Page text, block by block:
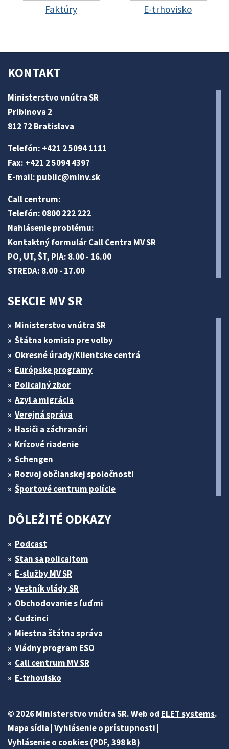
Faktúry E-trhovisko
KONTAKT
Ministerstvo vnútra SR
Pribinova 2
812 72 Bratislava
Telefón: +421 2 5094 1111
Fax: +421 2 5094 4397
E-mail: public@minv.sk
Call centrum:
Telefón: 0800 222 222
Nahlásenie problému:
Kontaktný formulár Call Centra MV SR
PO, UT, ŠT, PIA: 8.00 - 16.00
STREDA: 8.00 - 17.00
SEKCIE MV SR
Ministerstvo vnútra SR
Štátna komisia pre volby
Okresné úrady/Klientske centrá
Európske programy
Policajný zbor
Azyl a migrácia
Verejná správa
Hasiči a záchranári
Krízové riadenie
Schengen
Rozvoj občianskej spoločnosti
Športové centrum polície
DÔLEŽITÉ ODKAZY
Podcast
Stan sa policajtom
E-služby MV SR
Vestník vlády SR
Obchodovanie s ľuďmi
Cudzinci
Miestna štátna správa
Vládny program ESO
Call centrum MV SR
E-trhovisko
© 2026 Ministerstvo vnútra SR. Web od ELET systems.
Mapa sídla Vyhlásenie o prístupnosti
Vyhlásenie o cookies (PDF, 398 kB)